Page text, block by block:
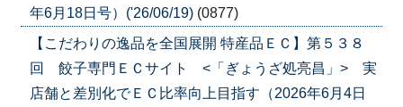
年6月18日号）('26/06/19) (0877)
【こだわりの逸品を全国展開 特産品ＥＣ】第５３８
回 餃子専門ＥＣサイト <「ぎょうざ処亮昌」> 実
店舗と差別化でＥＣ比率向上目指す（2026年6月4日